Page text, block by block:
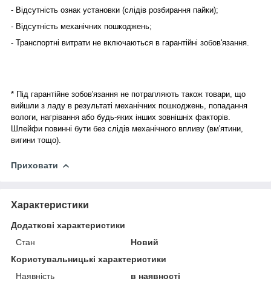
- Відсутність ознак установки (слідів розбирання пайки);
- Відсутність механічних пошкоджень;
- Транспортні витрати не включаються в гарантійні зобов'язання.
* Під гарантійне зобов'язання не потрапляють також товари, що
вийшли з ладу в результаті механічних пошкоджень, попадання
вологи, нагрівання або будь-яких інших зовнішніх факторів.
Шлейфи повинні бути без слідів механічного впливу (вм'ятини,
вигини тощо).
Приховати
Характеристики
Додаткові характеристики
Стан
Новий
Користувальницькі характеристики
Наявність
в наявності